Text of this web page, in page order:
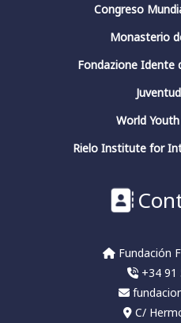
Congreso
Monasterio
Fondazione Idente
World
Rielo Institute for
Fundación
+34 91
C/